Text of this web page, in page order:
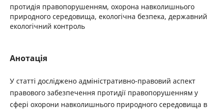
протидія правопорушенням, охорона навколишнього
природного середовища, екологічна безпека, державний
екологічний контроль
Анотація
У статті досліджено адміністративно-правовий аспект
правового забезпечення протидії правопорушенням у
сфері охорони навколишнього природного середовища в